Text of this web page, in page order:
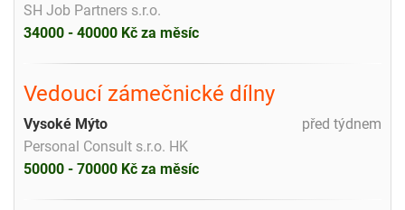
SH Job Partners s.r.o.
34000 - 40000 Kč za měsíc
Vedoucí zámečnické dílny
před týdnem
Vysoké Mýto
Personal Consult s.r.o. HK
50000 - 70000 Kč za měsíc